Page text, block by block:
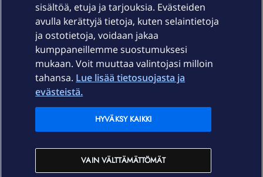
Palvelut
Ajankohtaista
Elisa Oyj
In English
sisältöä, etuja ja tarjouksia. Evästeiden
avulla kerättyjä tietoja, kuten selaintietoja
ja ostotietoja, voidaan jakaa
kumppaneillemme suostumuksesi
mukaan. Voit muuttaa valintojasi milloin
tahansa. Lue lisää tietosuojasta ja
evästeistä.
VAIN VÄLTTÄMÄTTÖMÄT
HYVÄKSY KAIKKI